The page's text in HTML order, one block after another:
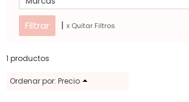
| x Quitar Filtros
1 productos
Ordenar por: Precio